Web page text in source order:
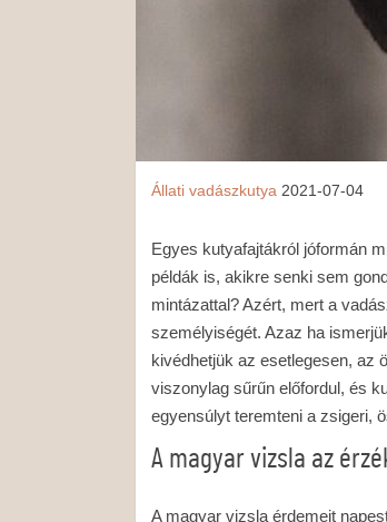
Állati vadászkutya 2021-07-04
Egyes kutyafajtákról jóformán
példák is, akikre senki sem
mintázattal? Azért, mert a
személyiségét. Azaz ha
kivédhetjük az esetlegesen, az
viszonylag sűrűn előfordul, és
egyensúlyt teremteni a zsigeri,
A magyar vizsla az
A magyar vizsla érdemeit